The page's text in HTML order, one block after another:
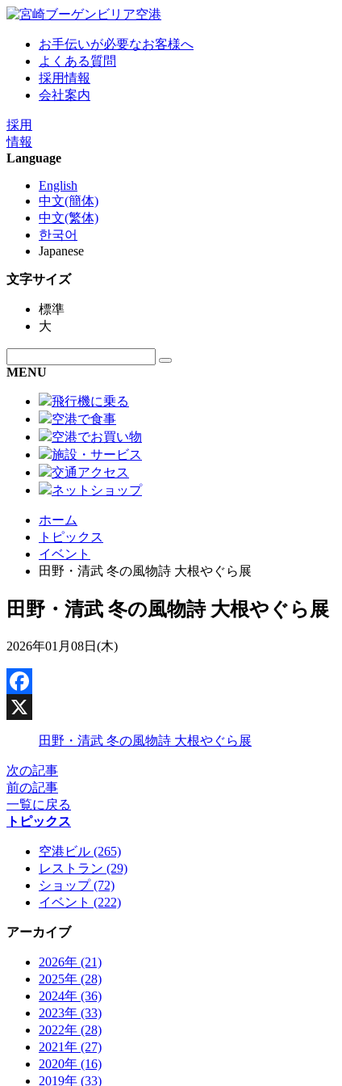
お手伝いが必要なお客様へ
よくある質問
採用情報
会社案内
採用
情報
Language
English
中文(簡体)
中文(繁体)
한국어
Japanese
文字サイズ
標準
大
MENU
飛行機に乗る
空港で食事
空港でお買い物
施設・サービス
交通アクセス
ネットショップ
ホーム
トピックス
イベント
田野・清武 冬の風物詩 大根やぐら展
田野・清武 冬の風物詩 大根やぐら展
2026年01月08日(木)
Facebook
田野・清武 冬の風物詩 大根やぐら展
次の記事
前の記事
一覧に戻る
トピックス
空港ビル (265)
レストラン (29)
ショップ (72)
イベント (222)
アーカイブ
2026年 (21)
2025年 (28)
2024年 (36)
2023年 (33)
2022年 (28)
2021年 (27)
2020年 (16)
2019年 (33)